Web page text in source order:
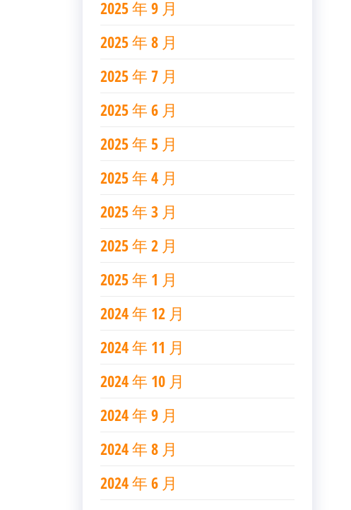
2025 年 9 月
2025 年 8 月
2025 年 7 月
2025 年 6 月
2025 年 5 月
2025 年 4 月
2025 年 3 月
2025 年 2 月
2025 年 1 月
2024 年 12 月
2024 年 11 月
2024 年 10 月
2024 年 9 月
2024 年 8 月
2024 年 6 月